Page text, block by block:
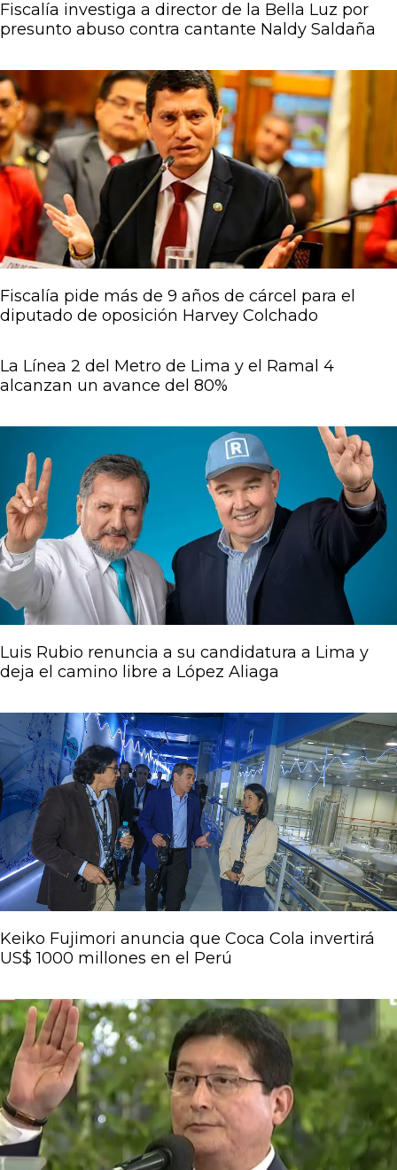
Fiscalía investiga a director de la Bella Luz por
presunto abuso contra cantante Naldy Saldaña
Fiscalía pide más de 9 años de cárcel para el
diputado de oposición Harvey Colchado
La Línea 2 del Metro de Lima y el Ramal 4
alcanzan un avance del 80%
Luis Rubio renuncia a su candidatura a Lima y
deja el camino libre a López Aliaga
Keiko Fujimori anuncia que Coca Cola invertirá
US$ 1000 millones en el Perú